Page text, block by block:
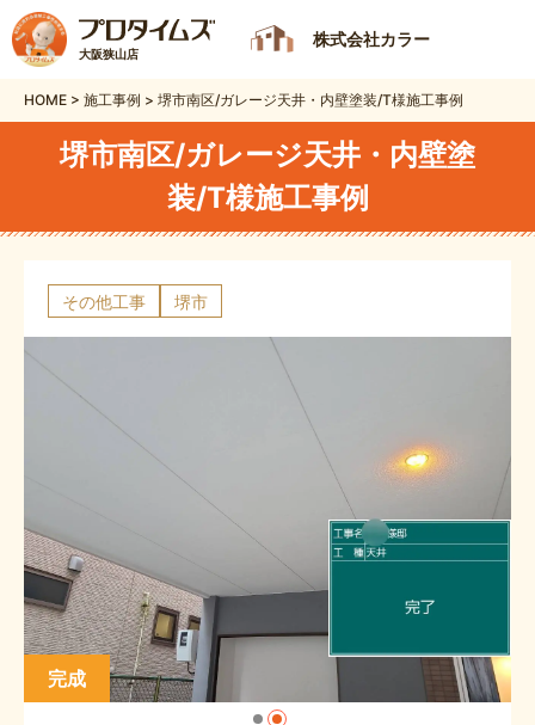
大阪狭山店
株式会社カラー
HOME > 施工事例 > 堺市南区/ガレージ天井・内壁塗装/T様施工事例
堺市南区/ガレージ天井・内壁塗
装/T様施工事例
その他工事 堺市
完成